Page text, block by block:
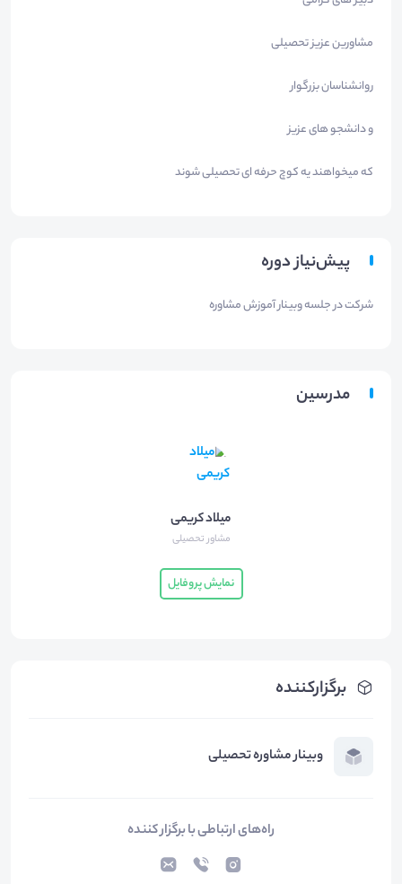
برگزارکننده
وبینار مشاوره تحصیلی
راه‌های ارتباطی با برگزار کننده
مشاورین عزیز تحصیلی
روانشناسان بزرگوار
و دانشجو های عزیز
که میخواهند یه کوچ حرفه ای تحصیلی شوند
پیش‌نیاز دوره
شرکت در جلسه وبینار آموزش مشاوره
مدرسین
میلاد کریمی
مشاور تحصیلی
نمایش پروفایل